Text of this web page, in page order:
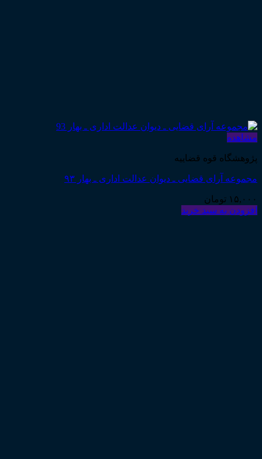
مشاهده
پژوهشگاه قوه قضاییه
مجموعه آرای قضایی ـ دیوان عدالت اداری ـ بهار ۹۳
۱۵,۰۰۰ تومان
افزودن به سبد خرید